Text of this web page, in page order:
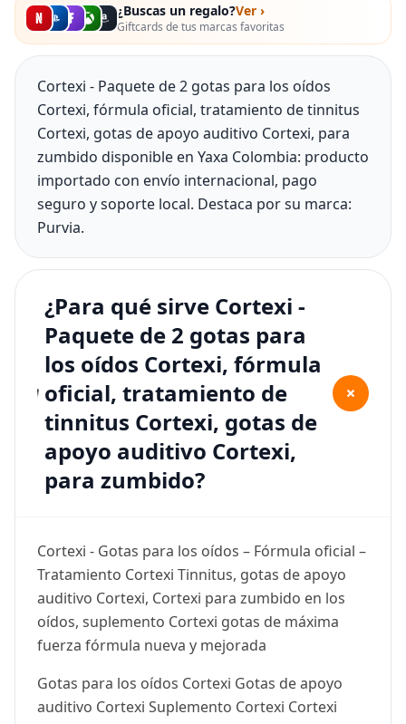
¿Buscas un regalo?Ver ›
Giftcards de tus marcas favoritas
Cortexi - Paquete de 2 gotas para los oídos
Cortexi, fórmula oficial, tratamiento de tinnitus
Cortexi, gotas de apoyo auditivo Cortexi, para
zumbido disponible en Yaxa Colombia: producto
importado con envío internacional, pago
seguro y soporte local. Destaca por su marca:
Purvia.
¿Para qué sirve Cortexi -
Paquete de 2 gotas para
los oídos Cortexi, fórmula
oficial, tratamiento de
tinnitus Cortexi, gotas de
apoyo auditivo Cortexi,
para zumbido?
+
Cortexi - Gotas para los oídos – Fórmula oficial –
Tratamiento Cortexi Tinnitus, gotas de apoyo
auditivo Cortexi, Cortexi para zumbido en los
oídos, suplemento Cortexi gotas de máxima
fuerza fórmula nueva y mejorada
Gotas para los oídos Cortexi Gotas de apoyo
auditivo Cortexi Suplemento Cortexi Cortexi